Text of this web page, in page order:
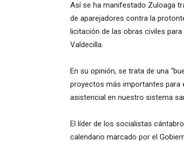
Así se ha manifestado Zuloaga
de aparejadores contra la
licitación de las obras civiles
Valdecilla.
En su opinión, se trata de una
proyectos más importantes para
asistencial en nuestro sistema
El líder de los socialistas
calendario marcado por el